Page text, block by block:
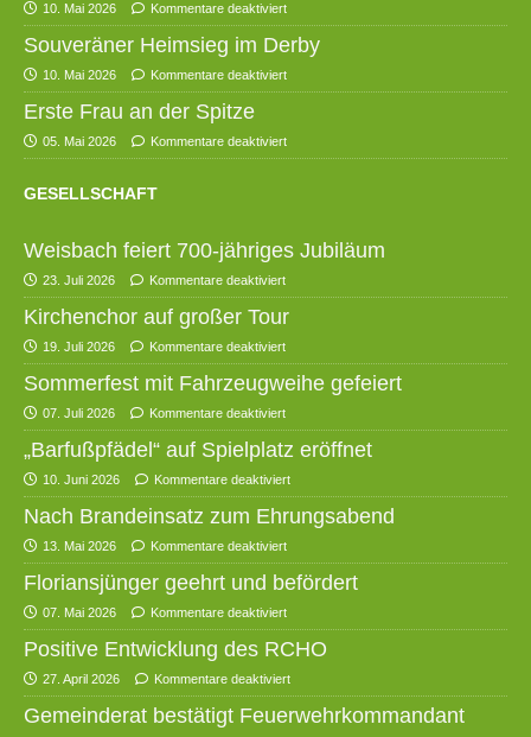
10. Mai 2026 Kommentare deaktiviert
Souveräner Heimsieg im Derby
10. Mai 2026 Kommentare deaktiviert
Erste Frau an der Spitze
05. Mai 2026 Kommentare deaktiviert
GESELLSCHAFT
Weisbach feiert 700-jähriges Jubiläum
23. Juli 2026 Kommentare deaktiviert
Kirchenchor auf großer Tour
19. Juli 2026 Kommentare deaktiviert
Sommerfest mit Fahrzeugweihe gefeiert
07. Juli 2026 Kommentare deaktiviert
„Barfußpfädel“ auf Spielplatz eröffnet
10. Juni 2026 Kommentare deaktiviert
Nach Brandeinsatz zum Ehrungsabend
13. Mai 2026 Kommentare deaktiviert
Floriansjünger geehrt und befördert
07. Mai 2026 Kommentare deaktiviert
Positive Entwicklung des RCHO
27. April 2026 Kommentare deaktiviert
Gemeinderat bestätigt Feuerwehrkommandant